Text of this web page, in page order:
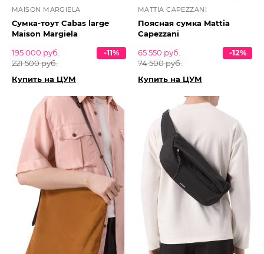
MAISON MARGIELA
Сумка-тоут Cabas large
Maison Margiela
195 000 руб.
221 500 руб.
-11%
Купить на ЦУМ
MATTIA CAPEZZANI
Поясная сумка Mattia
Capezzani
65 550 руб.
74 500 руб.
-12%
Купить на ЦУМ